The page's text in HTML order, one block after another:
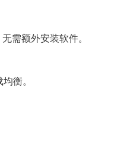
额外安装软件。
衡。